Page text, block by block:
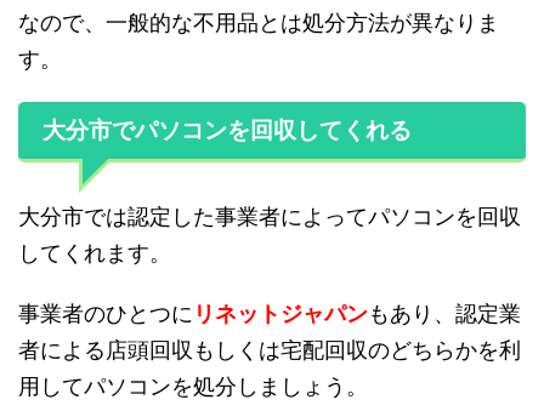
なので、一般的な不用品とは処分方法が異なりま
す。
大分市でパソコンを回収してくれる
大分市では認定した事業者によってパソコンを回収
してくれます。
事業者のひとつに リネットジャパンもあり、認定業
者による店頭回収もしくは宅配回収のどちらかを利
用してパソコンを処分しましょう。